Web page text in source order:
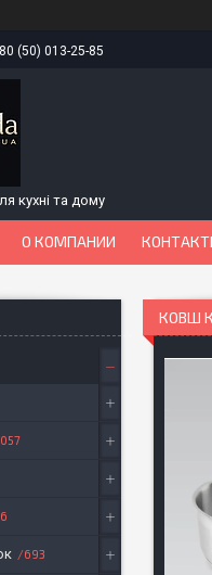
(50) 013-25-85
кухні та дому
О КОМПАНИИ
КОВШ
693